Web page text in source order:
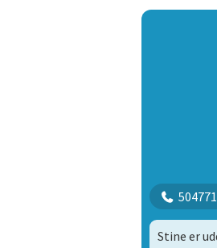
Stine er